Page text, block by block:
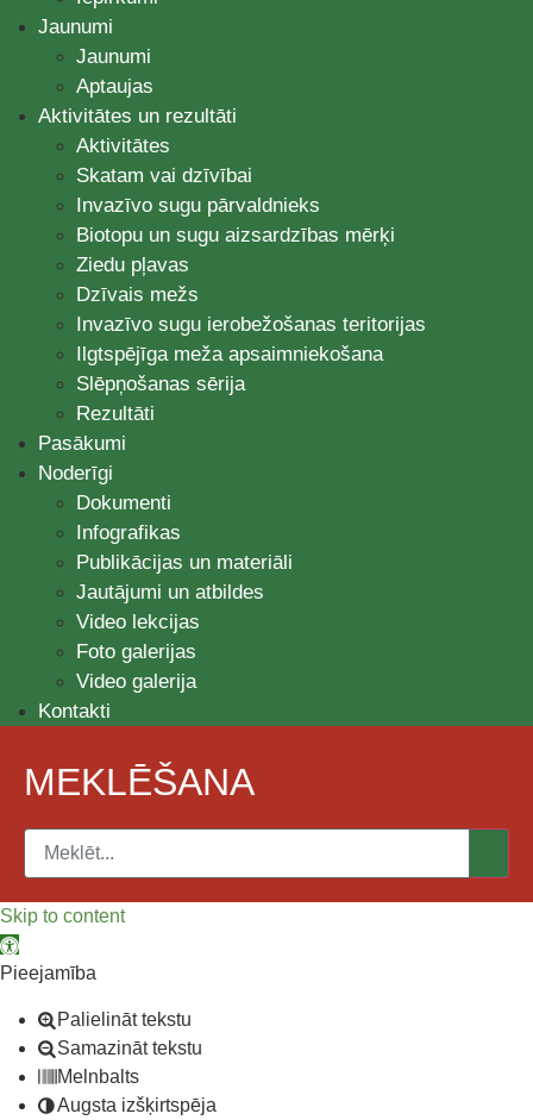
Jaunumi
Jaunumi
Aptaujas
Aktivitātes un rezultāti
Aktivitātes
Skatam vai dzīvībai
Invazīvo sugu pārvaldnieks
Biotopu un sugu aizsardzības mērķi
Ziedu pļavas
Dzīvais mežs
Invazīvo sugu ierobežošanas teritorijas
Ilgtspējīga meža apsaimniekošana
Slēpņošanas sērija
Rezultāti
Pasākumi
Noderīgi
Dokumenti
Infografikas
Publikācijas un materiāli
Jautājumi un atbildes
Video lekcijas
Foto galerijas
Video galerija
Kontakti
MEKLĒŠANA
Skip to content
Open toolbar
Pieejamība
Palielināt tekstu
Samazināt tekstu
Melnbalts
Augsta izšķirtspēja